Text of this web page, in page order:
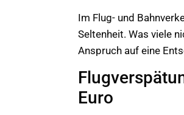
Im Flug- und
Seltenheit. Was viele
Anspruch auf eine
Euro